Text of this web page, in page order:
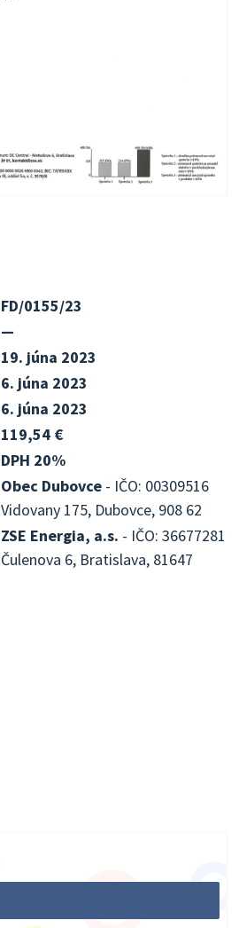
FD/0155/23
—
19. júna 2023
6. júna 2023
6. júna 2023
119,54 €
DPH 20%
Obec Dubovce - IČO: 00309516
Vidovany 175, Dubovce, 908 62
ZSE Energia, a.s. - IČO: 36677281
Čulenova 6, Bratislava, 81647